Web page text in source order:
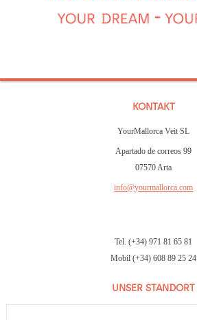
KONTAKT
YourMallorca Veit SL
Apartado de correos 99
07570 Arta
info@yourmallorca.com
Tel. (+34) 971 81 65 81
Mobil (+34) 608 89 25 24
UNSER STANDORT